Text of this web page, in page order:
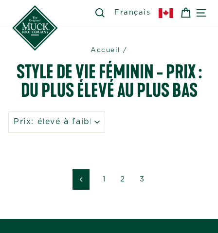
contenu
SEARCH
RECHERCHER
Français
Accueil /
STYLE DE VIE FÉMININ - PRIX :
DU PLUS ÉLEVÉ AU PLUS BAS
Précédent
1 2 3